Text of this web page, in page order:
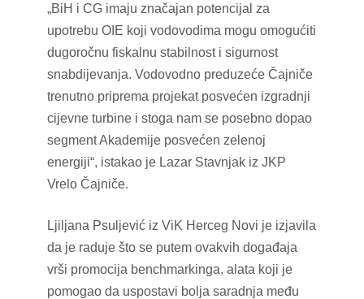
„BiH i CG imaju značajan potencijal za
upotrebu OIE koji vodovodima mogu omogućiti
dugoročnu fiskalnu stabilnost i sigurnost
snabdijevanja. Vodovodno preduzeće Čajniče
trenutno priprema projekat posvećen izgradnji
cijevne turbine i stoga nam se posebno dopao
segment Akademije posvećen zelenoj
energiji“, istakao je Lazar Stavnjak iz JKP
Vrelo Čajniče.
Ljiljana Psuljević iz ViK Herceg Novi je izjavila
da je raduje što se putem ovakvih događaja
vrši promocija benchmarkinga, alata koji je
pomogao da uspostavi bolja saradnja među